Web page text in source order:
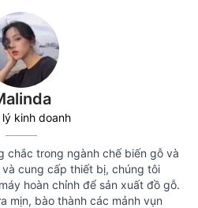
lý kinh doanh
chắc trong ngành chế biến gỗ và
cung cấp thiết bị, chúng tôi
hoàn chỉnh để sản xuất đồ gỗ.
mịn, bào thành các mảnh vụn